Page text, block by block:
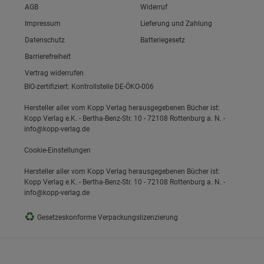
Link zum/zur
AGB
Link zum/zur
Impressum
Link zum/zur
Datenschutz
Link zum/zur
Barrierefreiheit
Vertrag widerrufen
Widerruf
Lieferung und Zahlung
Batteriegesetz
BIO-zertifiziert: Kontrollstelle DE-ÖKO-006
Hersteller aller vom Kopp Verlag herausgegebenen Bücher ist:
Kopp Verlag e.K. - Bertha-Benz-Str. 10 - 72108 Rottenburg a. N. -
info@kopp-verlag.de
Cookie-Einstellungen
Hersteller aller vom Kopp Verlag herausgegebenen Bücher ist:
Kopp Verlag e.K. - Bertha-Benz-Str. 10 - 72108 Rottenburg a. N. -
info@kopp-verlag.de
♻ Gesetzeskonforme Verpackungslizenzierung
Gruppe